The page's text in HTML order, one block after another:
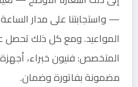
— واستجابتنا على مدار
المواعيد. ومع كل ذلك
المتخصص: فنيون خبراء،
مضمونة بفاتورة وضمان.